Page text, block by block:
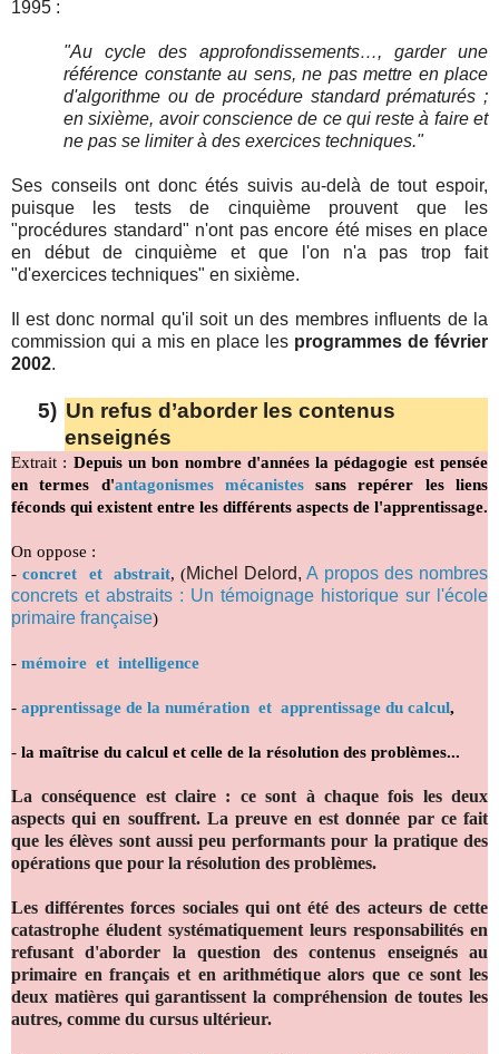
1995 :
"Au cycle des approfondissements…, garder une
référence constante au sens, ne pas mettre en place
d'algorithme ou de procédure standard prématurés ;
en sixième, avoir conscience de ce qui reste à faire et
ne pas se limiter à des exercices techniques."
Ses conseils ont donc étés suivis au-delà de tout espoir,
puisque les tests de cinquième prouvent que les
"procédures standard" n'ont pas encore été mises en place
en début de cinquième et que l'on n'a pas trop fait
"d'exercices techniques" en sixième.
Il est donc normal qu'il soit un des membres influents de la
commission qui a mis en place les programmes de février
2002.
5) Un refus d’aborder les contenus
enseignés
Extrait : Depuis un bon nombre d'années la pédagogie est pensée
en termes d'antagonismes mécanistessans repérer les liens
féconds qui existent entre les différents aspects de l'apprentissage.
On oppose :
-concret et abstrait, (Michel Delord,A propos des nombres
concrets et abstraits : Un témoignage historique sur l'école
primaire française)
- mémoire et intelligence
- apprentissage de la numération et apprentissage du calcul,
- la maîtrise du calcul et celle de la résolution des problèmes...
La conséquence est claire : ce sont à chaque fois les deux
aspects qui en souffrent. La preuve en est donnée par ce fait
que les élèves sont aussi peu performants pour la pratique des
opérations que pour la résolution des problèmes.
Les différentes forces sociales qui ont été des acteurs de cette
catastrophe éludent systématiquement leurs responsabilités en
refusant d'aborder la question des contenus enseignés au
primaire en français et en arithmétique alors que ce sont les
deux matières qui garantissent la compréhension de toutes les
autres, comme du cursus ultérieur.